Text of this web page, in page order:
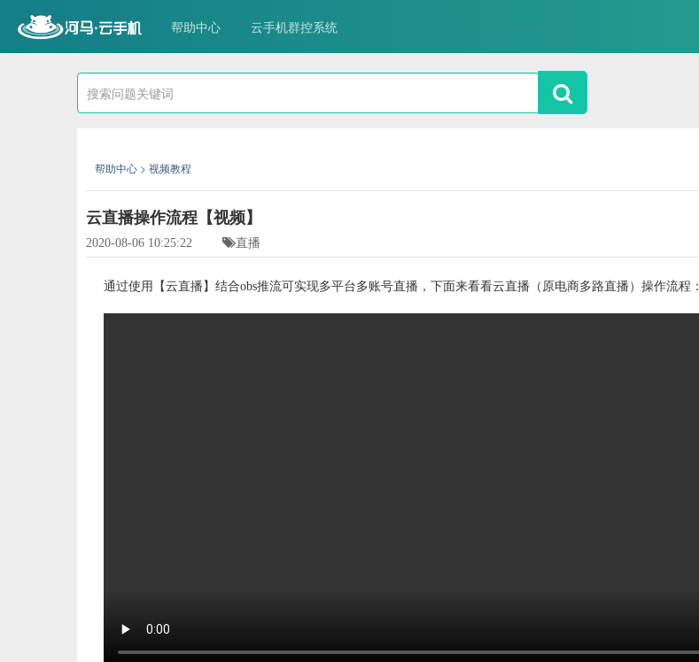
帮助中心 云手机群控系统
帮助中心 > 视频教程
云直播操作流程【视频】
2020-08-06 10:25:22 直播
通过使用【云直播】结合obs推流可实现多平台多账号直播，下面来看看云直播（原电商多路直播）操作流程：